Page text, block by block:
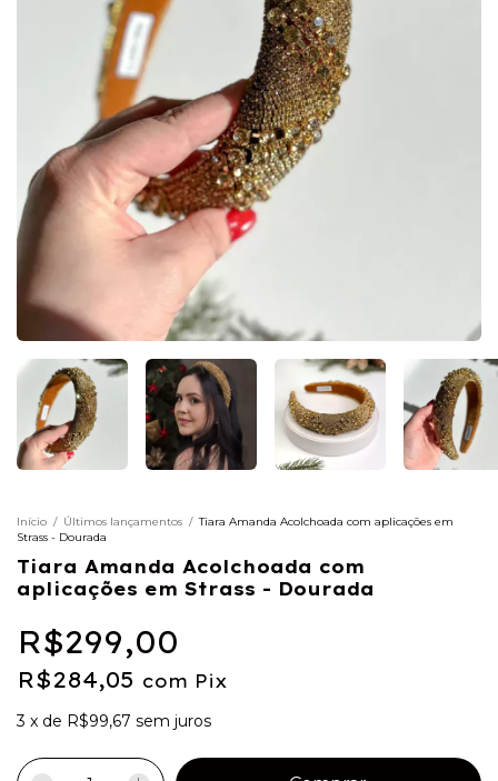
Início / Últimos lançamentos / Tiara Amanda Acolchoada com aplicações em
Strass - Dourada
Tiara Amanda Acolchoada com
aplicações em Strass - Dourada
R$299,00
R$284,05 com Pix
3 x de R$99,67 sem juros